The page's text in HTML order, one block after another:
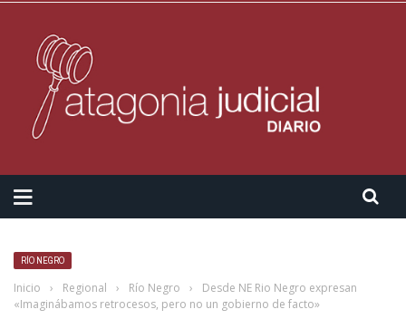
RÍO NEGRO
Inicio › Regional › Río Negro ›
Desde NE Rio Negro expresan
«Imaginábamos retrocesos, pero no un gobierno de facto»